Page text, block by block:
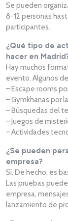
Se pueden
8-12 personas
participantes.
¿Qué tipo de
hacer en
Hay muchos
evento. Algunos
– Escape rooms
– Gymkhanas por
– Búsquedas del
– Juegos de
– Actividades
¿Se pueden
empresa?
Sí. De hecho, es
Las pruebas
empresa,
lanzamiento de